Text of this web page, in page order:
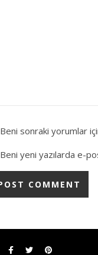
Beni sonraki yorumlar
Beni yeni yazılarda e-